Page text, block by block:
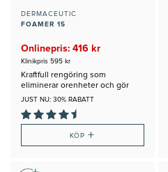
DERMACEUTIC
FOAMER 15
Onlinepris: 416 kr
Klinikpris 595 kr
Kraftfull rengöring som
eliminerar orenheter och gör
huden sammetslen
JUST NU: 30% RABATT
KÖP+